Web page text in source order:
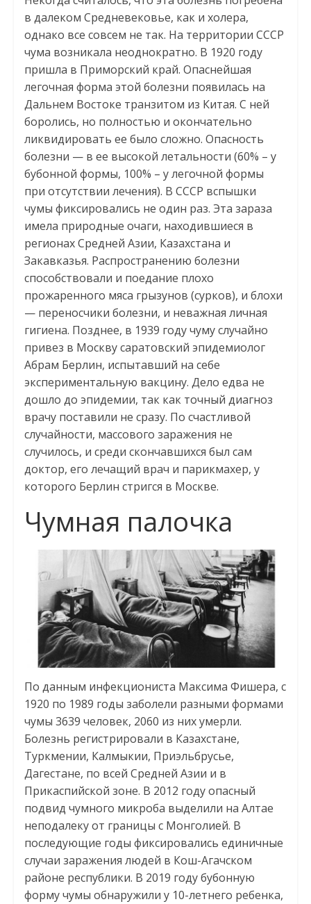
в далеком Средневековье, как и холера,
однако все совсем не так. На территории СССР
чума возникала неоднократно. В 1920 году
пришла в Приморский край. Опаснейшая
легочная форма этой болезни появилась на
Дальнем Востоке транзитом из Китая. С ней
боролись, но полностью и окончательно
ликвидировать ее было сложно. Опасность
болезни — в ее высокой летальности (60% – у
бубонной формы, 100% – у легочной формы
при отсутствии лечения). В СССР вспышки
чумы фиксировались не один раз. Эта зараза
имела природные очаги, находившиеся в
регионах Средней Азии, Казахстана и
Закавказья. Распространению болезни
способствовали и поедание плохо
прожаренного мяса грызунов (сурков), и блохи
— переносчики болезни, и неважная личная
гигиена. Позднее, в 1939 году чуму случайно
привез в Москву саратовский эпидемиолог
Абрам Берлин, испытавший на себе
экспериментальную вакцину. Дело едва не
дошло до эпидемии, так как точный диагноз
врачу поставили не сразу. По счастливой
случайности, массового заражения не
случилось, и среди скончавшихся был сам
доктор, его лечащий врач и парикмахер, у
которого Берлин стригся в Москве.
Чумная палочка
По данным инфекциониста Максима Фишера, с
1920 по 1989 годы заболели разными формами
чумы 3639 человек, 2060 из них умерли.
Болезнь регистрировали в Казахстане,
Туркмении, Калмыкии, Приэльбрусье,
Дагестане, по всей Средней Азии и в
Прикаспийской зоне. В 2012 году опасный
подвид чумного микроба выделили на Алтае
неподалеку от границы с Монголией. В
последующие годы фиксировались единичные
случаи заражения людей в Кош-Агачском
районе республики. В 2019 году бубонную
форму чумы обнаружили у 10-летнего ребенка,